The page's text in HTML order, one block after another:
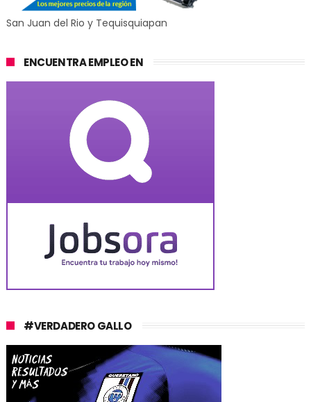
San Juan del Rio y Tequisquiapan
ENCUENTRA EMPLEO EN
#VERDADERO GALLO